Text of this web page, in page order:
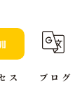
ス ブログ